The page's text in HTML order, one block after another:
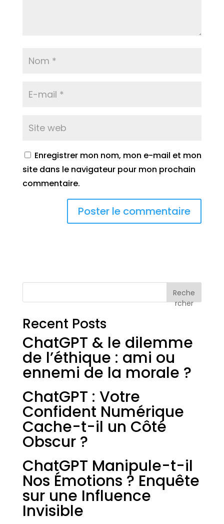
Enregistrer mon nom, mon e-mail et mon
site dans le navigateur pour mon prochain
commentaire.
Reche
rcher
Recent Posts
ChatGPT & le dilemme
de l’éthique : ami ou
ennemi de la morale ?
ChatGPT : Votre
Confident Numérique
Cache-t-il un Côté
Obscur ?
ChatGPT Manipule-t-il
Nos Émotions ? Enquête
sur une Influence
Invisible